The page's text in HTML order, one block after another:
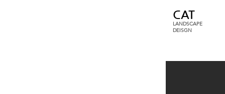
CAT
LANDSCAPE
DEISGN